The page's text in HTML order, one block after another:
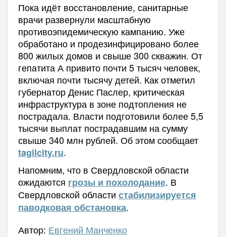
Пока идёт восстановление, санитарные
врачи развернули масштабную
противоэпидемическую кампанию. Уже
обработано и продезинфицировано более
800 жилых домов и свыше 300 скважин. От
гепатита А привито почти 5 тысяч человек,
включая почти тысячу детей. Как отметил
губернатор Денис Паслер, критическая
инфраструктура в зоне подтопления не
пострадала. Власти подготовили более 5,5
тысячи выплат пострадавшим на сумму
свыше 340 млн рублей. Об этом сообщает
tagilcity.ru.
Напомним, что в Свердловской области
ожидаются грозы и похолодание. В
Свердловской области стабилизируется
паводковая обстановка.
Автор: Евгений Манченко